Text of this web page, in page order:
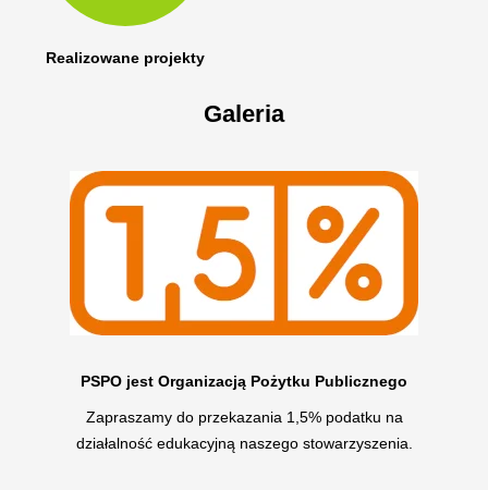
Realizowane projekty
Galeria
PSPO jest Organizacją Pożytku Publicznego
Zapraszamy do przekazania 1,5% podatku na
działalność edukacyjną naszego stowarzyszenia.